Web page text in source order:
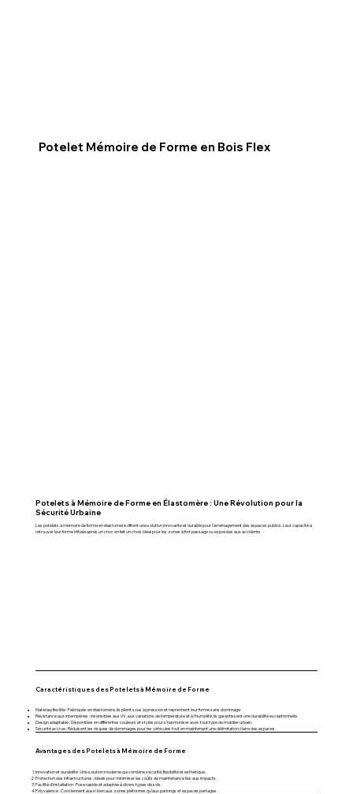
Potelet Mémoire de Forme en Bois Flex
Potelets à Mémoire de Forme en Élastomère : Une Révolution pour la
Sécurité Urbaine
Les potelets à mémoire de forme en élastomère offrent une solution innovante et durable pour l’aménagement des espaces publics. Leur capacité à
retrouver leur forme initiale après un choc en fait un choix idéal pour les zones à fort passage ou exposées aux accidents.
Caractéristiques des Potelets à Mémoire de Forme
Matériau flexible : Fabriqués en élastomère, ils plient sous la pression et reprennent leur forme sans dommage.
Résistance aux intempéries : Insensibles aux UV, aux variations de température et à l’humidité, ils garantissent une durabilité exceptionnelle.
Design adaptable : Disponibles en différentes couleurs et styles pour s’harmoniser avec tout type de mobilier urbain.
Sécurité accrue : Réduisent les risques de dommages pour les véhicules tout en maintenant une délimitation claire des espaces.
Avantages des Potelets à Mémoire de Forme
Innovation et durabilité : Une solution moderne qui combine sécurité, flexibilité et esthétique.
Protection des infrastructures : Idéals pour minimiser les coûts de maintenance liés aux impacts.
Facilité d’installation : Pose rapide et adaptée à divers types de sols.
Polyvalence : Conviennent aussi bien aux zones piétonnes qu’aux parkings et espaces partagés.